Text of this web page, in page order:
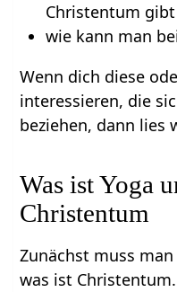
Christentum
wie kann man
Wenn dich diese
interessieren, die
beziehen, dann lies
Was ist Yoga
Christentum
Zunächst muss
was ist